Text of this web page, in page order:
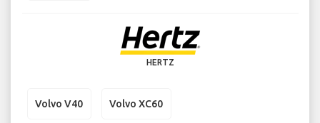
HERTZ
Volvo V40 Volvo XC60